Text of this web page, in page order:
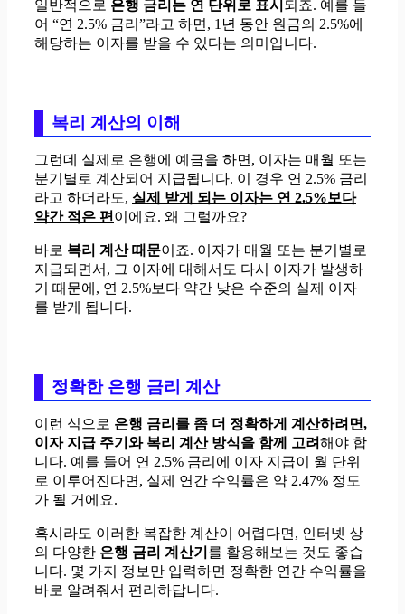
일반적으로 은행 금리는 연 단위로 표시 되죠. 예를 들
어 “연 2.5% 금리”라고 하면, 1년 동안 원금의 2.5%에
해당하는 이자를 받을 수 있다는 의미입니다.
복리 계산의 이해
그런데 실제로 은행에 예금을 하면, 이자는 매월 또는
분기별로 계산되어 지급됩니다. 이 경우 연 2.5% 금리
라고 하더라도, 실제 받게 되는 이자는 연 2.5%보다
약간 적은 편 이에요. 왜 그럴까요?
바로 복리 계산 때문이죠. 이자가 매월 또는 분기별로
지급되면서, 그 이자에 대해서도 다시 이자가 발생하
기 때문에, 연 2.5%보다 약간 낮은 수준의 실제 이자
를 받게 됩니다.
정확한 은행 금리 계산
이런 식으로 은행 금리를 좀 더 정확하게 계산하려면,
이자 지급 주기와 복리 계산 방식을 함께 고려해야 합
니다. 예를 들어 연 2.5% 금리에 이자 지급이 월 단위
로 이루어진다면, 실제 연간 수익률은 약 2.47% 정도
가 될 거에요.
혹시라도 이러한 복잡한 계산이 어렵다면, 인터넷 상
의 다양한 은행 금리 계산기 를 활용해보는 것도 좋습
니다. 몇 가지 정보만 입력하면 정확한 연간 수익률을
바로 알려줘서 편리하답니다.